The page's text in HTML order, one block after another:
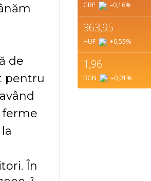
de
pentru
ferme
În
GBP –0,16%
363,95
HUF +0,55%
1,96
BGN –0,01 %